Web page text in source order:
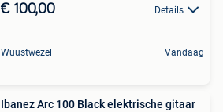
€ 100,00 Details
Wuustwezel Vandaag
Ibanez Arc 100 Black elektrische gitaar